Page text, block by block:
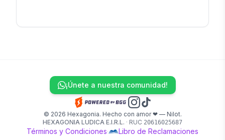
© 2026 Hexagonia. Hecho con amor ❤ — Nilot.
HEXAGONIA LUDICA E.I.R.L. · RUC 20616025687
Términos y Condiciones· Libro de Reclamaciones
¡Únete a nuestra comunidad!